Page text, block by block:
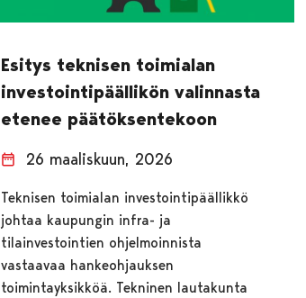
Esitys teknisen toimialan
investointipäällikön valinnasta
etenee päätöksentekoon
26 maaliskuun, 2026
Teknisen toimialan investointipäällikkö
johtaa kaupungin infra- ja
tilainvestointien ohjelmoinnista
vastaavaa hankeohjauksen
toimintayksikköä. Tekninen lautakunta